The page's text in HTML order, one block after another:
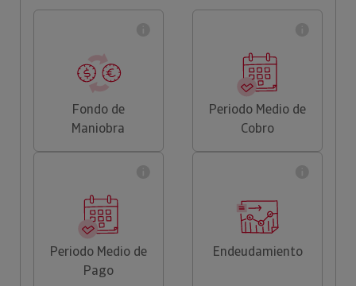
Fondo de
Maniobra
Periodo Medio de
Cobro
Periodo Medio de
Pago
Endeudamiento